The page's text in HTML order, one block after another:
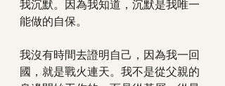
我沉默。因為我知道，沉默是我唯一
能做的自保。
我沒有時間去證明自己，因為我一回
國，就是戰火連天。我不是從父親的